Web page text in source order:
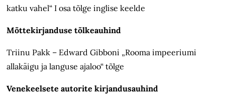
katku vahel“ I osa tõlge inglise keelde
Mõttekirjanduse tõlkeauhind
Triinu Pakk – Edward Gibboni „Rooma impeeriumi
allakäigu ja languse ajaloo“ tõlge
Venekeelsete autorite kirjandusauhind